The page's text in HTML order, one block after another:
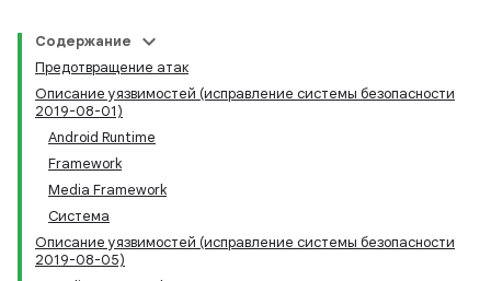
Содержание
Предотвращение атак
Описание уязвимостей (исправление системы безопасности
2019-08-01)
Android Runtime
Framework
Media Framework
Система
Описание уязвимостей (исправление системы безопасности
2019-08-05)